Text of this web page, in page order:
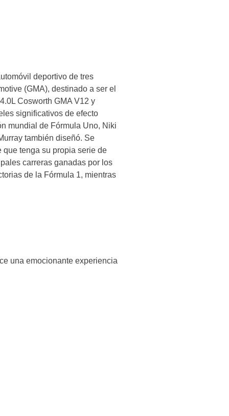
deportivo de tres
(GMA), destinado a ser el
Cosworth GMA V12 y
significativos de efecto
mundial de Fórmula Uno, Niki
también diseñó. Se
tenga su propia serie de
carreras ganadas por los
de la Fórmula 1, mientras
una emocionante experiencia